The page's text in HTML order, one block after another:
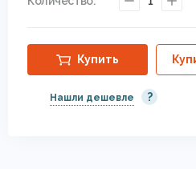
3.00 x 5.00
Купить
Нашли дешевле ?